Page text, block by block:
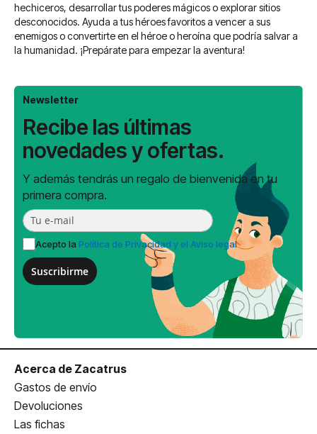
hechiceros, desarrollar tus poderes mágicos o explorar sitios
desconocidos. Ayuda a tus héroes favoritos a vencer a sus
enemigos o convertirte en el héroe o heroína que podría salvar a
la humanidad. ¡Prepárate para empezar la aventura!
Newsletter
Recibe las últimas
novedades y ofertas.
Y además tendrás un regalo de bienvenida en tu
primera compra.
Acepto la Política de Privacidad y el Aviso legal
Suscribirme
Acerca de Zacatrus
Gastos de envío
Devoluciones
Las fichas